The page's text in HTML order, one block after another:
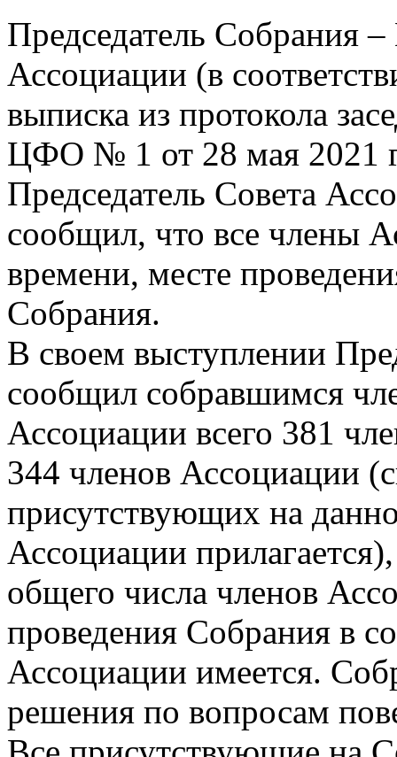
Председатель Собрания –
Ассоциации (в
выписка из протокола
ЦФО № 1 от 28 мая 2021
Председатель Совета
сообщил, что все члены
времени, месте
Собрания.
В своем выступлении
сообщил собравшимся
Ассоциации всего 381
344 членов Ассоциации
присутствующих на
Ассоциации
общего числа членов
проведения Собрания в
Ассоциации имеется.
решения по вопросам